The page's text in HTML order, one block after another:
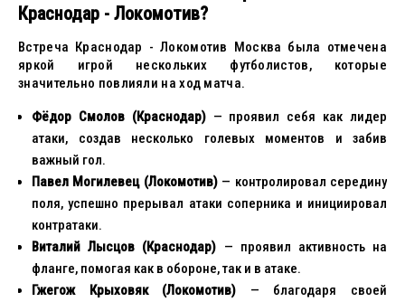
Краснодар - Локомотив?
Встреча Краснодар - Локомотив Москва была отмечена
яркой игрой нескольких футболистов, которые
значительно повлияли на ход матча.
Фёдор Смолов (Краснодар)— проявил себя как лидер
атаки, создав несколько голевых моментов и забив
важный гол.
Павел Могилевец (Локомотив)— контролировал середину
поля, успешно прерывал атаки соперника и инициировал
контратаки.
Виталий Лысцов (Краснодар) — проявил активность на
фланге, помогая как в обороне, так и в атаке.
Гжегож Крыховяк (Локомотив) — благодаря своей